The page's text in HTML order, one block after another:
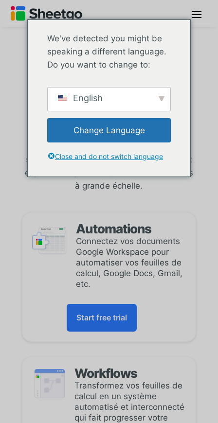
Préparez vos
données pour
l’IA
Connectez, préparez et automatisez les
systèmes d’entreprise, afin qu’elles restent
exploitables pour la BI, l’IA et les workflows
à grande échelle.
Automations
Connectez vos documents
Google Workspace pour
automatiser vos feuilles de
calcul, Google Docs, Gmail,
etc.
Start free trial
Workflows
Transformez vos feuilles de
calcul en un système
automatisé et interconnecté
qui fait progresser votre
We've detected you might be
speaking a different language.
Do you want to change to:
English
Change Language
Close and do not switch language